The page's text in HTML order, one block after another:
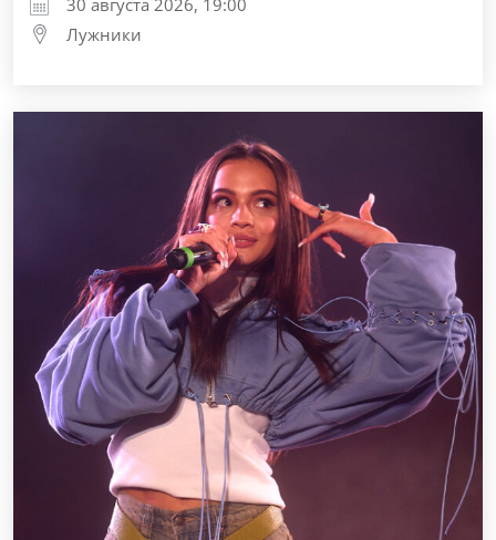
30 августа 2026, 19:00
Лужники